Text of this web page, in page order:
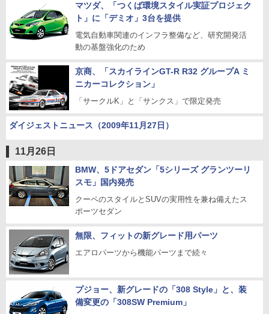
マツダ、「つくば環境スタイル実証プロジェク
ト」に「デミオ」3台を提供
電気自動車関連のインフラ整備など、研究開発活
動の基盤強化のため
京商、「スカイラインGT-R R32 グループA ミ
ニカーコレクション」
「サークルK」と「サンクス」で限定発売
ダイジェストニュース（2009年11月27日）
11月26日
BMW、5ドアセダン「5シリーズ グランツーリ
スモ」国内発売
クーペのスタイルとSUVの実用性を兼ね備えたス
ポーツセダン
無限、フィットの新グレード用パーツ
エアロパーツから機能パーツまで続々
プジョー、新グレードの「308 Style」と、装
備変更の「308SW Premium」